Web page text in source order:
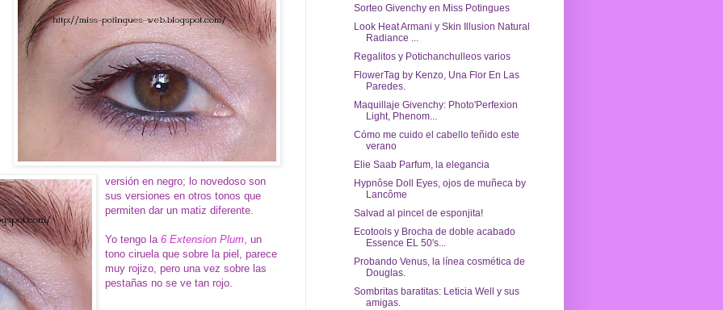
versión en negro; lo novedoso son
sus versiones en otros tonos que
permiten dar un matiz diferente.
Yo tengo la 6 Extension Plum, un
tono ciruela que sobre la piel, parece
muy rojizo, pero una vez sobre las
pestañas no se ve tan rojo.
Sorteo Givenchy en Miss Potingues
Look Heat Armani y Skin Illusion Natural
Radiance ...
Regalitos y Potichanchulleos varios
FlowerTag by Kenzo, Una Flor En Las
Paredes.
Maquillaje Givenchy: Photo'Perfexion
Light, Phenom...
Cómo me cuido el cabello teñido este
verano
Elie Saab Parfum, la elegancia
Hypnôse Doll Eyes, ojos de muñeca by
Lancôme
Salvad al pincel de esponjita!
Ecotools y Brocha de doble acabado
Essence EL 50's...
Probando Venus, la línea cosmética de
Douglas.
Sombritas baratitas: Leticia Well y sus
amigas.